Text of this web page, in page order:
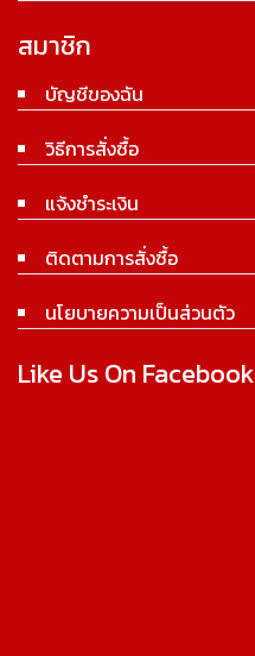
สมาชิก
บัญชีของฉัน
วิธีการสั่งซื้อ
แจ้งชำระเงิน
ติดตามการสั่งซื้อ
นโยบายความเป็นส่วนตัว
Like Us On Facebook